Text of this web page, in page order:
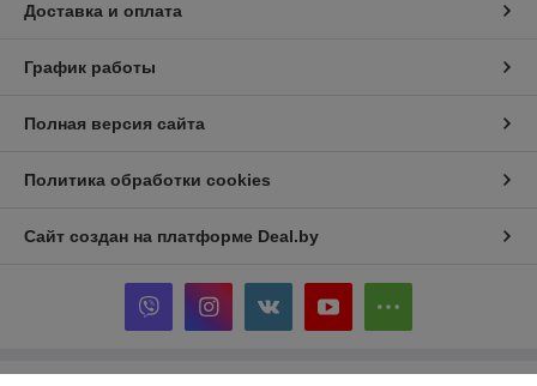
Доставка и оплата
График работы
Полная версия сайта
Политика обработки cookies
Сайт создан на платформе Deal.by